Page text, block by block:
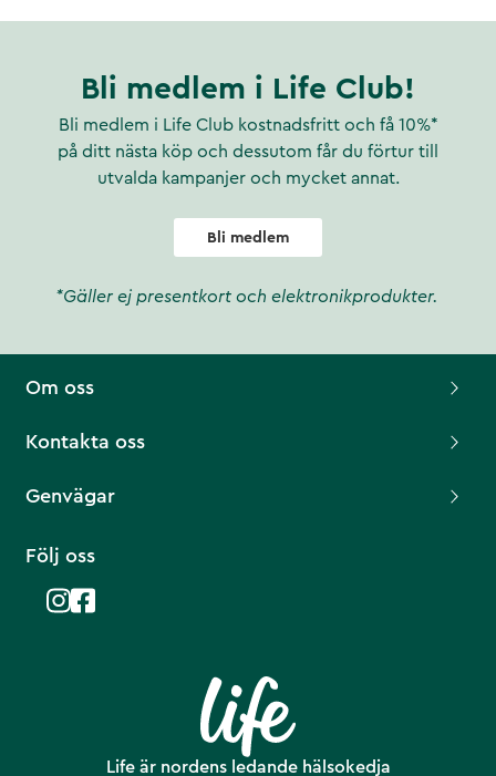
Bli medlem i Life Club!
Bli medlem i Life Club kostnadsfritt och få 10%*
på ditt nästa köp och dessutom får du förtur till
utvalda kampanjer och mycket annat.
Bli medlem
*Gäller ej presentkort och elektronikprodukter.
Life är nordens ledande hälsokedja
Om oss
Kontakta oss
Genvägar
Följ oss